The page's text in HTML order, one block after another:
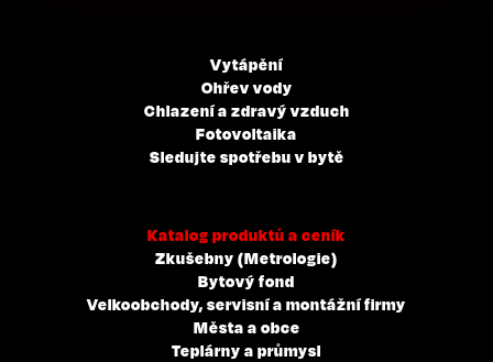
Vytápění
Ohřev vody
Chlazení a zdravý vzduch
Fotovoltaika
Sledujte spotřebu v bytě
Katalog produktů a ceník
Zkušebny (Metrologie)
Bytový fond
Velkoobchody, servisní a montážní firmy
Města a obce
Teplárny a průmysl